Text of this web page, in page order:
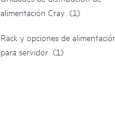
alimentación Cray (1)
Rack y opciones de
para servidor (1)